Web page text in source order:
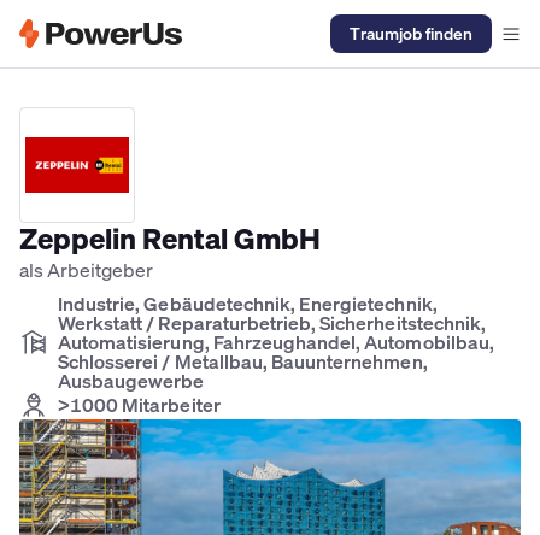
Traumjob finden
Zeppelin Rental GmbH
als Arbeitgeber
Industrie, Gebäudetechnik, Energietechnik,
Werkstatt / Reparaturbetrieb, Sicherheitstechnik,
Automatisierung, Fahrzeughandel, Automobilbau,
Schlosserei / Metallbau, Bauunternehmen,
Ausbaugewerbe
>1000 Mitarbeiter